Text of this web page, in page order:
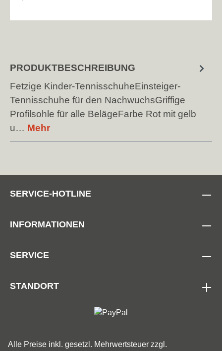
PRODUKTBESCHREIBUNG
Fetzige Kinder-TennisschuheEinsteiger-
Tennisschuhe für den NachwuchsGriffige
Profilsohle für alle BelägeFarbe Rot mit gelb
u… Mehr
SERVICE-HOTLINE
INFORMATIONEN
SERVICE
STANDORT
Alle Preise inkl. gesetzl. Mehrwertsteuer zzgl.